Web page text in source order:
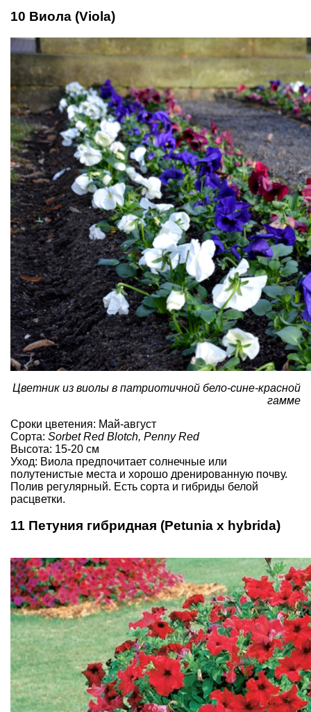
10 Виола (Viola)
​Цветник из виолы в патриотичной бело-сине-красной
гамме
Сроки цветения: Май-август
Сорта: Sorbet Red Blotch, Penny Red
Высота: 15-20 см
Уход: Виола предпочитает солнечные или
полутенистые места и хорошо дренированную почву.
Полив регулярный. Есть сорта и гибриды белой
расцветки.
11 Петуния гибридная (Petunia x hybrida)